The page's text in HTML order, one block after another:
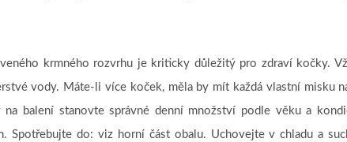
krmného rozvrhu je kriticky důležitý pro zdraví kočky.
vody. Máte-li více koček, měla by mít každá vlastní misku
na balení stanovte správné denní množství podle věku a
Spotřebujte do: viz horní část obalu. Uchovejte v chladu a